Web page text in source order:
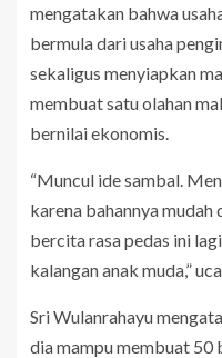
mengatakan bahwa
bermula dari usaha
sekaligus menyiapkan
membuat satu olahan
bernilai ekonomis.
“Muncul ide sambal.
karena bahannya
bercita rasa pedas ini
kalangan anak muda,”
Sri Wulanrahayu
dia mampu membuat 50